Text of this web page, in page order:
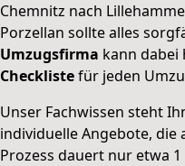
Chemnitz nach
Porzellan sollte alles
Umzugsfirma kann dabei
Checklistefür jeden
Unser Fachwissen steht
individuelle Angebote,
Prozess dauert nur etwa